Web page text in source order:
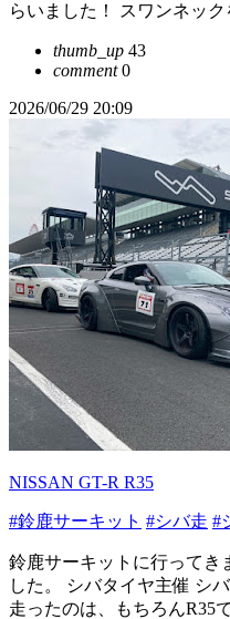
らいました！ スワンネッ
thumb_up 43
comment0
2026/06/29 20:09
NISSAN GT-R R35
#鈴鹿サーキット #シバ走 #
鈴鹿サーキットに行ってき
した。 シバタイヤ主催 シ
走ったのは、もちろんR35